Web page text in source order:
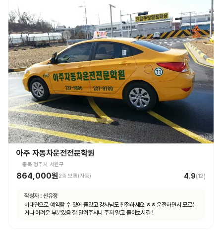
아주 자동차운전전문학원
충북 청주시 서원구
864,000원2종 보통(자동) 4.9(12)
작성자 : 신유정
비대면으로 예약할 수 있어 좋았고 강사님도 친절하세요 ㅎㅎ 운전하면서 모르는
거나 어려운 부분있음 잘 알려주시니 주저 말고 물어보시길 !